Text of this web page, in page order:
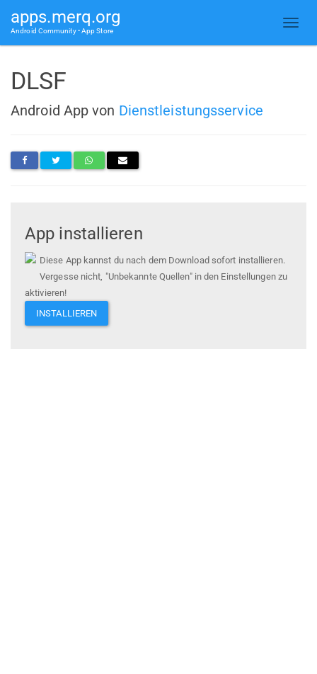
apps.merq.org
Android Community • App Store
DLSF
Android App von Dienstleistungsservice
App installieren
Diese App kannst du nach dem Download sofort installieren.
Vergesse nicht, "Unbekannte Quellen" in den Einstellungen zu
aktivieren!
INSTALLIEREN